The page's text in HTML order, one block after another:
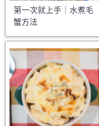
第一次就上手｜水煮毛
蟹方法